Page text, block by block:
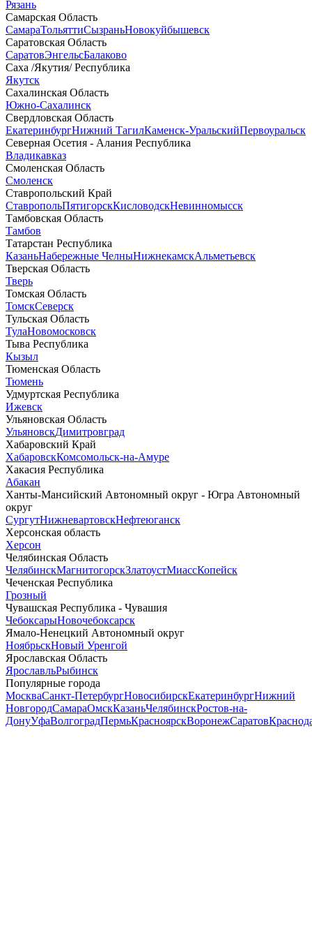
Рязань
Самарская Область
СамараТольяттиСызраньНовокуйбышевск
Саратовская Область
СаратовЭнгельсБалаково
Саха /Якутия/ Республика
Якутск
Сахалинская Область
Южно-Сахалинск
Свердловская Область
ЕкатеринбургНижний ТагилКаменск-УральскийПервоуральск
Северная Осетия - Алания Республика
Владикавказ
Смоленская Область
Смоленск
Ставропольский Край
СтавропольПятигорскКисловодскНевинномысск
Тамбовская Область
Тамбов
Татарстан Республика
КазаньНабережные ЧелныНижнекамскАльметьевск
Тверская Область
Тверь
Томская Область
ТомскСеверск
Тульская Область
ТулаНовомосковск
Тыва Республика
Кызыл
Тюменская Область
Тюмень
Удмуртская Республика
Ижевск
Ульяновская Область
УльяновскДимитровград
Хабаровский Край
ХабаровскКомсомольск-на-Амуре
Хакасия Республика
Абакан
Ханты-Мансийский Автономный округ - Югра Автономный
округ
СургутНижневартовскНефтеюганск
Херсонская область
Херсон
Челябинская Область
ЧелябинскМагнитогорскЗлатоустМиассКопейск
Чеченская Республика
Грозный
Чувашская Республика - Чувашия
ЧебоксарыНовочебоксарск
Ямало-Ненецкий Автономный округ
НоябрьскНовый Уренгой
Ярославская Область
ЯрославльРыбинск
Популярные города
МоскваСанкт-ПетербургНовосибирскЕкатеринбургНижний
НовгородСамараОмскКазаньЧелябинскРостов-на-
ДонуУфаВолгоградПермьКрасноярскВоронежСаратов